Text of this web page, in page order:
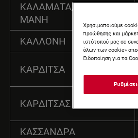
ΚΑΛΑΜΑΤΑ/ΛΑΚΩΝΙΚΗ
ΜΑΝΗ
ΚΑΛΛΟΝΗ
ΚΑΡΔΙΤΣΑ
ΚΑΡΔΙΤΣΑΣ ΝΟΜΟΣ
ΚΑΣΣΑΝΔΡΑ
Χρησιμοποιούμε
προώθησης και
ιστότοπού μας σε
όλων των cookie»
Ειδοποίηση για τα